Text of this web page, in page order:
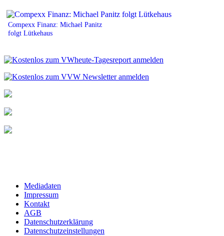
Compexx Finanz: Michael Panitz
folgt Lütkehaus
Mediadaten
Impressum
Kontakt
AGB
Datenschutzerklärung
Datenschutzeinstellungen